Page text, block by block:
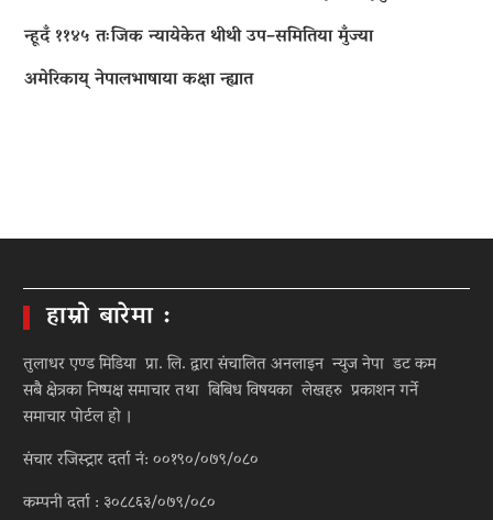
न्हूदँ ११४५ तःजिक न्यायेकेत थीथी उप–समितिया मुँज्या
अमेरिकाय् नेपालभाषाया कक्षा न्ह्यात
हाम्रो बारेमा :
तुलाधर एण्ड मिडिया प्रा. लि. द्वारा संचालित अनलाइन न्युज नेपा डट कम
सबै क्षेत्रका निष्पक्ष समाचार तथा बिबिध विषयका लेखहरु प्रकाशन गर्ने
समाचार पोर्टल हो ।
संचार रजिस्ट्रार दर्ता नं: ००१९०/०७९/०८०
कम्पनी दर्ता : ३०८८६३/०७९/०८०